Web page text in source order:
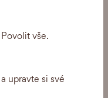
akce
vše.
upravte si své